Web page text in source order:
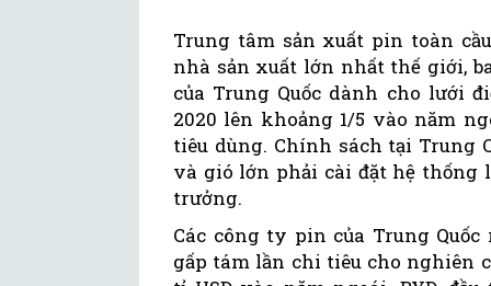
Trung tâm sản xuất pin toàn
nhà sản xuất lớn nhất thế giới,
của Trung Quốc dành cho lưới
2020 lên khoảng 1/5 vào năm
tiêu dùng. Chính sách tại Trung
và gió lớn phải cài đặt hệ thống
trưởng.
Các công ty pin của Trung
gấp tám lần chi tiêu cho nghiên